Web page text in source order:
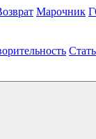
Марочник